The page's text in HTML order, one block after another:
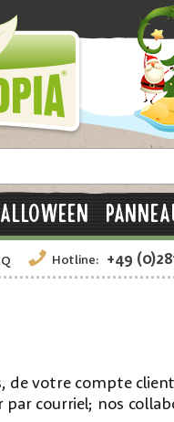
Hotline: +49
de votre compte
par courriel; nos